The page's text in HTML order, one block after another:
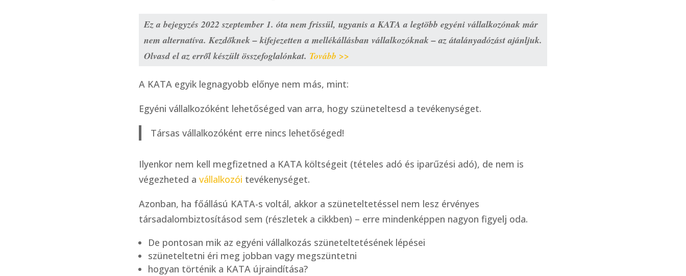
Ez a bejegyzés 2022 szeptember 1. óta nem frissül, ugyanis a KATA a legtöbb egyéni vállalkozónak már
nem alternatíva. Kezdőknek – kifejezetten a mellékállásban vállalkozóknak – az átalányadózást ajánljuk.
Olvasd el az erről készült összefoglalónkat. Tovább >>
A KATA egyik legnagyobb előnye nem más, mint:
Egyéni vállalkozóként lehetőséged van arra, hogy szüneteltesd a tevékenységet.
Társas vállalkozóként erre nincs lehetőséged!
Ilyenkor nem kell megfizetned a KATA költségeit (tételes adó és iparűzési adó), de nem is
végezheted a vállalkozói tevékenységet.
Azonban, ha főállású KATA-s voltál, akkor a szüneteltetéssel nem lesz érvényes
társadalombiztosításod sem (részletek a cikkben) – erre mindenképpen nagyon figyelj oda.
De pontosan mik az egyéni vállalkozás szüneteltetésének lépései
szüneteltetni éri meg jobban vagy megszüntetni
hogyan történik a KATA újraindítása?